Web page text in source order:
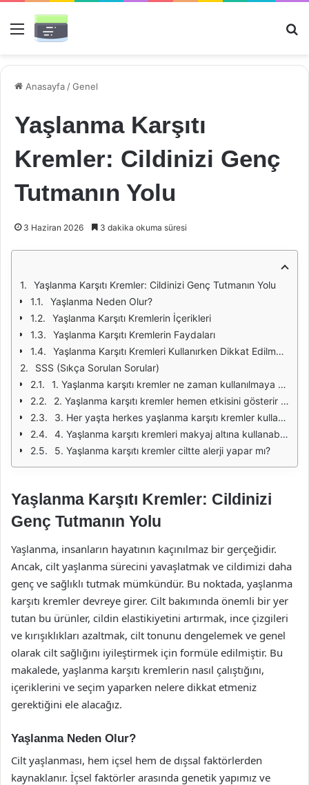
Menü
Anasayfa /Genel
Yaşlanma Karşıtı
Kremler: Cildinizi Genç
Tutmanın Yolu
3 Haziran 2026 3 dakika okuma süresi
Yaşlanma Karşıtı Kremler: Cildinizi Genç Tutmanın Yolu
Yaşlanma Neden Olur?
Yaşlanma Karşıtı Kremlerin İçerikleri
Yaşlanma Karşıtı Kremlerin Faydaları
Yaşlanma Karşıtı Kremleri Kullanırken Dikkat Edilmesi Gerekenler
SSS (Sıkça Sorulan Sorular)
1. Yaşlanma karşıtı kremler ne zaman kullanılmaya başlanmalı?
2. Yaşlanma karşıtı kremler hemen etkisini gösterir mi?
3. Her yaşta herkes yaşlanma karşıtı kremler kullanabilir mi?
4. Yaşlanma karşıtı kremleri makyaj altına kullanabilir miyim?
5. Yaşlanma karşıtı kremler ciltte alerji yapar mı?
Yaşlanma Karşıtı Kremler: Cildinizi
Genç Tutmanın Yolu
Yaşlanma, insanların hayatının kaçınılmaz bir gerçeğidir.
Ancak, cilt yaşlanma sürecini yavaşlatmak ve cildimizi daha
genç ve sağlıklı tutmak mümkündür. Bu noktada, yaşlanma
karşıtı kremler devreye girer. Cilt bakımında önemli bir yer
tutan bu ürünler, cildin elastikiyetini artırmak, ince çizgileri
ve kırışıklıkları azaltmak, cilt tonunu dengelemek ve genel
olarak cilt sağlığını iyileştirmek için formüle edilmiştir. Bu
makalede, yaşlanma karşıtı kremlerin nasıl çalıştığını,
içeriklerini ve seçim yaparken nelere dikkat etmeniz
gerektiğini ele alacağız.
Yaşlanma Neden Olur?
Cilt yaşlanması, hem içsel hem de dışsal faktörlerden
kaynaklanır. İçsel faktörler arasında genetik yapımız ve